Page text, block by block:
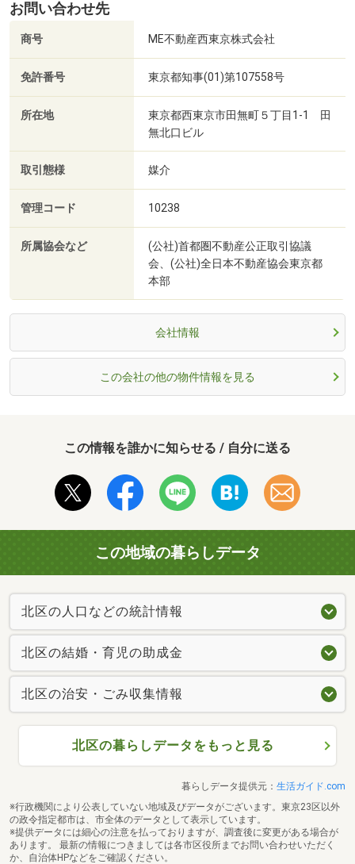
お問い合わせ先
商号 ME不動産西東京株式会社
免許番号 東京都知事(01)第107558号
所在地
東京都西東京市田無町５丁目1-1 田
無北口ビル
取引態様 媒介
管理コード 10238
所属協会など
(公社)首都圏不動産公正取引協議
会、(公社)全日本不動産協会東京都
本部
会社情報
この会社の他の物件情報を見る
この情報を誰かに知らせる / 自分に送る
この地域の暮らしデータ
北区の人口などの統計情報
北区の結婚・育児の助成金
北区の治安・ごみ収集情報
北区の暮らしデータをもっと見る
暮らしデータ提供元： 生活ガイド.com
※行政機関により公表していない地域及びデータがございます。東京23区以外
の政令指定都市は、市全体のデータとして表示しています。
※提供データには細心の注意を払っておりますが、調査後に変更がある場合が
あります。 最新の情報につきましては各市区役所までお問い合わせいただく
か、自治体HPなどをご確認ください。